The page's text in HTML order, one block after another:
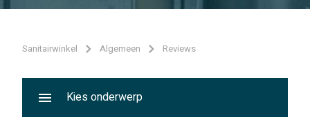
Sanitairwinkel Algemeen Reviews
Kies onderwerp